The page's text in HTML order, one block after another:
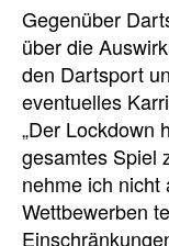
Gegenüber
über die
den Dartsport
eventuelles
„Der Lockdown
gesamtes Spiel
nehme ich
Wettbewerben